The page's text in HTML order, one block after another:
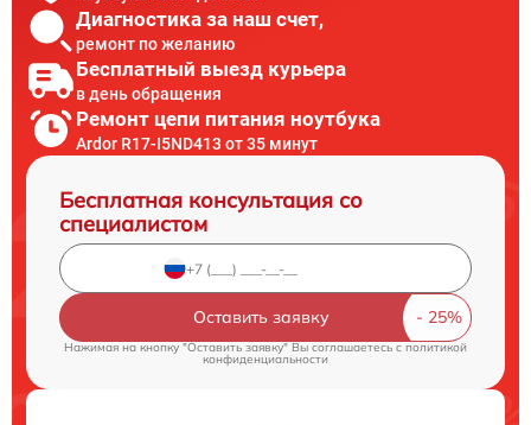
Диагностика за наш счет,
ремонт по желанию
Бесплатный выезд курьера
в день обращения
Ремонт цепи питания ноутбука
Ardor R17-I5ND413 от 35 минут
Бесплатная консультация со
специалистом
Оставить заявку
Нажимая на кнопку "Оставить заявку" Вы соглашаетесь cполитикой
конфиденциальности